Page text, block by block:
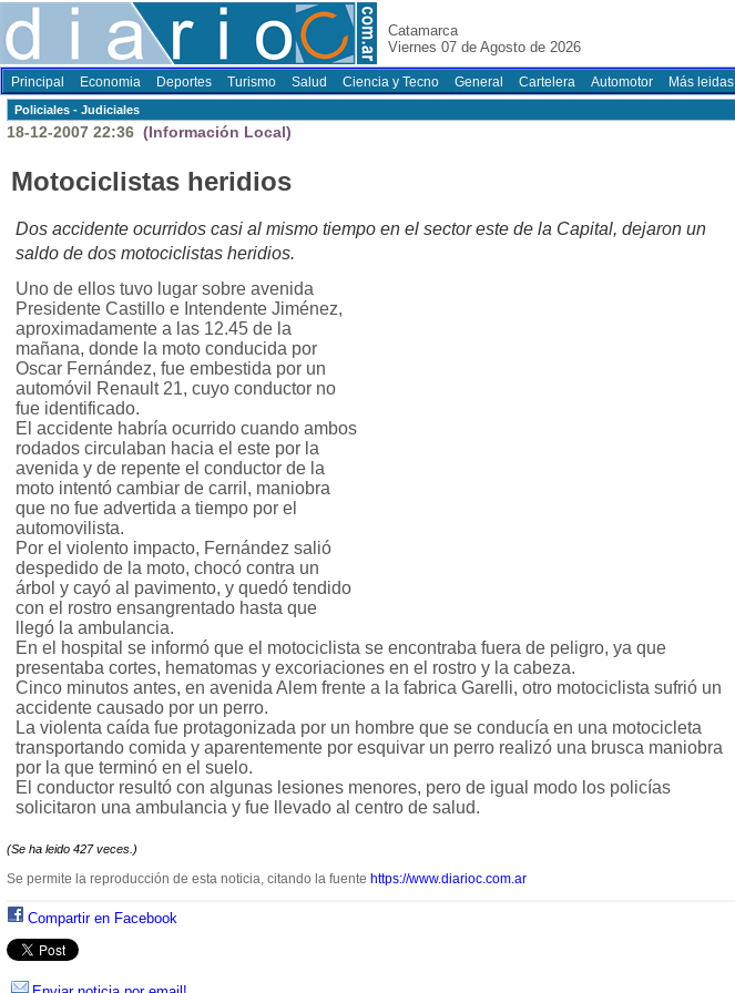
Catamarca
Viernes 07 de Agosto de 2026
Principal Economia Deportes Turismo Salud Ciencia y Tecno General Cartelera Automotor Más leidas
Policiales - Judiciales
18-12-2007 22:36 (Información Local)
Motociclistas heridios
Dos accidente ocurridos casi al mismo tiempo en el sector este de la Capital, dejaron un
saldo de dos motociclistas heridios.
Uno de ellos tuvo lugar sobre avenida
Presidente Castillo e Intendente Jiménez,
aproximadamente a las 12.45 de la
mañana, donde la moto conducida por
Oscar Fernández, fue embestida por un
automóvil Renault 21, cuyo conductor no
fue identificado.
El accidente habría ocurrido cuando ambos
rodados circulaban hacia el este por la
avenida y de repente el conductor de la
moto intentó cambiar de carril, maniobra
que no fue advertida a tiempo por el
automovilista.
Por el violento impacto, Fernández salió
despedido de la moto, chocó contra un
árbol y cayó al pavimento, y quedó tendido
con el rostro ensangrentado hasta que
llegó la ambulancia.
En el hospital se informó que el motociclista se encontraba fuera de peligro, ya que
presentaba cortes, hematomas y excoriaciones en el rostro y la cabeza.
Cinco minutos antes, en avenida Alem frente a la fabrica Garelli, otro motociclista sufrió un
accidente causado por un perro.
La violenta caída fue protagonizada por un hombre que se conducía en una motocicleta
transportando comida y aparentemente por esquivar un perro realizó una brusca maniobra
por la que terminó en el suelo.
El conductor resultó con algunas lesiones menores, pero de igual modo los policías
solicitaron una ambulancia y fue llevado al centro de salud.
(Se ha leido 427 veces.)
Se permite la reproducción de esta noticia, citando la fuente https://www.diarioc.com.ar
Compartir en Facebook